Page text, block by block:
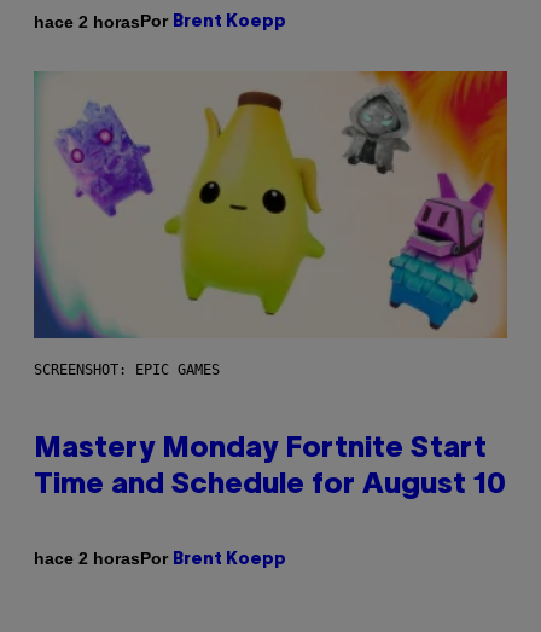
hace 2 horasPor Brent Koepp
SCREENSHOT: EPIC GAMES
Mastery Monday Fortnite Start
Time and Schedule for August 10
hace 2 horasPor Brent Koepp